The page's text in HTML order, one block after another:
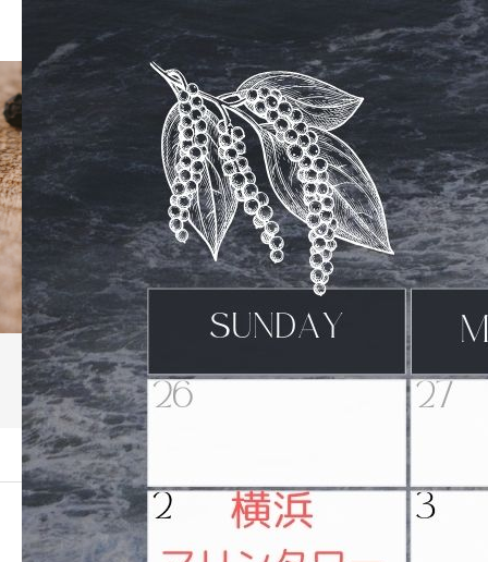
ブログ
ブログ おうさまペッパー6月の出店情報
2024.05.29